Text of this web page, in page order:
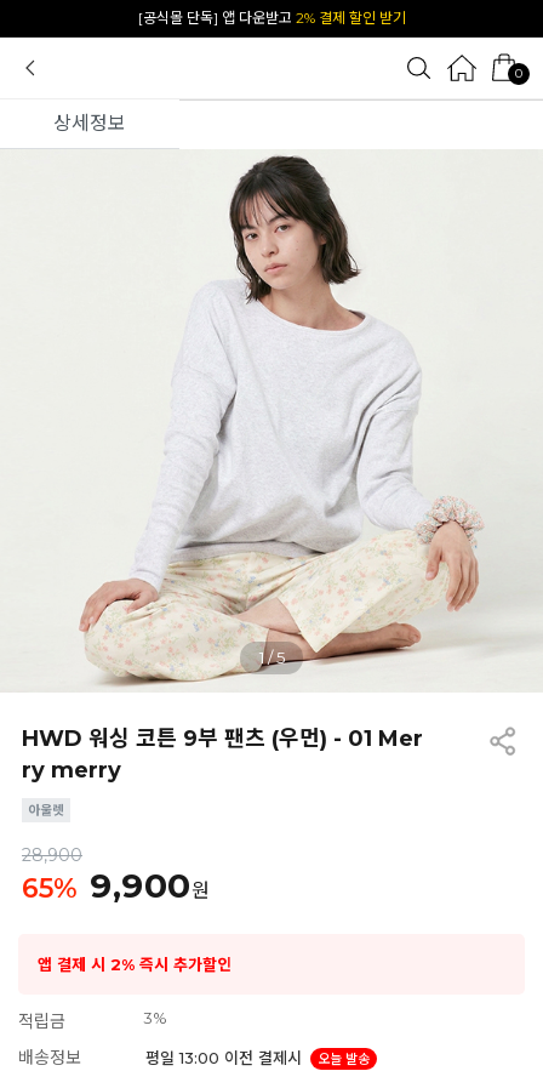
[공식몰 단독] 앱 다운받고 2% 결제 할인 받기
0
상세정보
1/5
HWD 워싱 코튼 9부 팬츠 (우먼) - 01 Mer
ry merry
28,900
65% 9,900원
앱 결제 시 2% 즉시 추가할인
적립금 3%
배송정보 평일 13:00 이전 결제시
오늘 발송